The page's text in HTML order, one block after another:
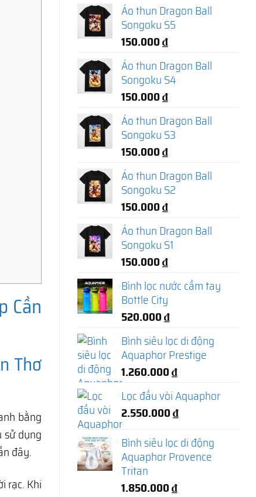
Cần
Thơ
bằng
sử dụng
đây.
rạc. Khi
Áo thun Dragon Ball
Songoku S5
150.000₫
Áo thun Dragon Ball
Songoku S4
150.000₫
Áo thun Dragon Ball
Songoku S3
150.000₫
Áo thun Dragon Ball
Songoku S2
150.000₫
Áo thun Dragon Ball
Songoku S1
150.000₫
Bình lọc nước cầm tay
Bottle City
520.000₫
Bình siêu lọc di động
Aquaphor Prestige
1.260.000₫
Lọc đầu vòi Aquaphor
2.550.000₫
Bình siêu lọc di động
Aquaphor Provence
Tritan
1.850.000₫